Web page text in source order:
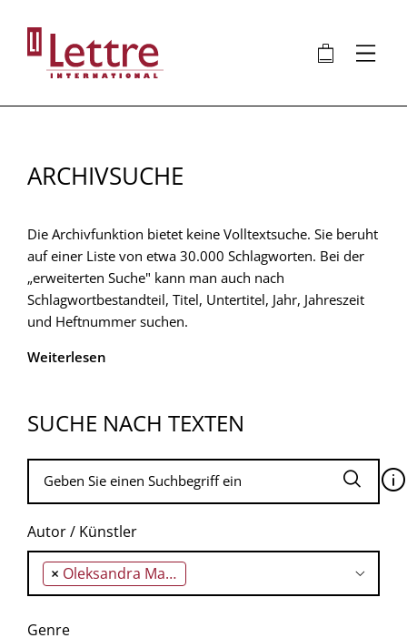
Inhalt
🛍 ⋮
ARCHIVSUCHE
Die Archivfunktion bietet keine Volltextsuche. Sie beruht
auf einer Liste von etwa 30.000 Schlagworten. Bei der
„erweiterten Suche" kann man auch nach
Schlagwortbestandteil, Titel, Untertitel, Jahr, Jahreszeit
und Heftnummer suchen.
Weiterlesen
SUCHE NACH TEXTEN
🛈
Autor / Künstler
× Oleksandra Matwijtschuk
Genre